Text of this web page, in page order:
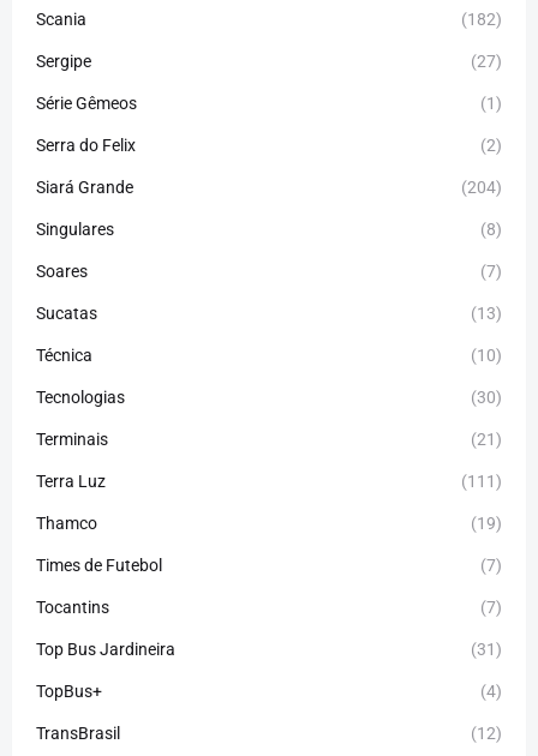
Scania (182)
Sergipe (27)
Série Gêmeos (1)
Serra do Felix (2)
Siará Grande (204)
Singulares (8)
Soares (7)
Sucatas (13)
Técnica (10)
Tecnologias (30)
Terminais (21)
Terra Luz (111)
Thamco (19)
Times de Futebol (7)
Tocantins (7)
Top Bus Jardineira (31)
TopBus+ (4)
TransBrasil (12)